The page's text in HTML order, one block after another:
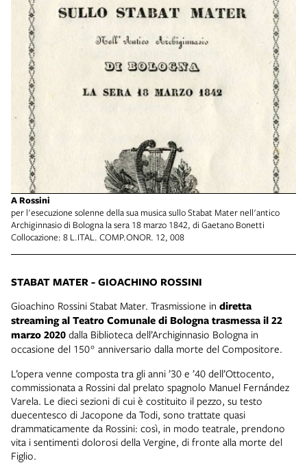
A Rossini
per l'esecuzione solenne della sua musica sullo Stabat Mater nell'antico
Archiginnasio di Bologna la sera 18 marzo 1842, di Gaetano Bonetti
Collocazione: 8 L.ITAL. COMP.ONOR. 12, 008
STABAT MATER - GIOACHINO ROSSINI
Gioachino Rossini Stabat Mater. Trasmissione in diretta
streaming al Teatro Comunale di Bologna trasmessa il 22
marzo 2020 dalla Biblioteca dell’Archiginnasio Bologna in
occasione del 150° anniversario dalla morte del Compositore.
L’opera venne composta tra gli anni ’30 e ’40 dell’Ottocento,
commissionata a Rossini dal prelato spagnolo Manuel Fernández
Varela. Le dieci sezioni di cui è costituito il pezzo, su testo
duecentesco di Jacopone da Todi, sono trattate quasi
drammaticamente da Rossini: così, in modo teatrale, prendono
vita i sentimenti dolorosi della Vergine, di fronte alla morte del
Figlio.